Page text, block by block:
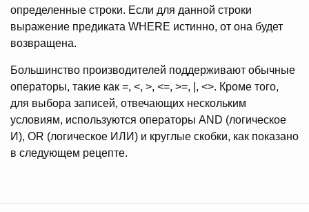
определенные строки. Если для данной строки
выражение предиката WHERE истинно, от она будет
возвращена.
Большинство производителей поддерживают обычные
операторы, такие как =, <, >, <=, >=, |, <>. Кроме того,
для выбора записей, отвечающих нескольким
условиям, используются операторы AND (логическое
И), OR (логическое ИЛИ) и круглые скобки, как показано
в следующем рецепте.